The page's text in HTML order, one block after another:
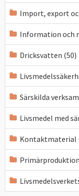
Import, export
Information och
Dricksvatten (50)
Särskilda
Livsmedel med
Kontaktmaterial